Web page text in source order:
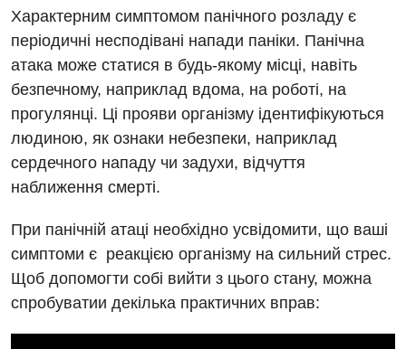
Безкоштовні операції
Енциклопедія
Програма лояльності
Відгуки
Відео
Діагностичне відділення
Ендоскопічне відділення
Комп’ютерна томографія
Магнітно-резонансна томографія
Мамографія
УЗД
Для дорослих
Відділ госпіталізації
Відділення кардіосудинної патології та неврології
Відділення інтенсивної терапії
Денний стаціонар
Діагностичне відділення
Ендоскопічне відділення
Онкологічне відділлення
Офтальмологічне відділення
Декларування
Лікування гострого інфаркту
Національний скринінг здоров’я 40+
Характерним симптомом панічного розладу є
періодичні несподівані напади паніки. Панічна
атака може статися в будь-якому місці, навіть
безпечному, наприклад вдома, на роботі, на
прогулянці. Ці прояви організму ідентифікуються
людиною, як ознаки небезпеки, наприклад
сердечного нападу чи задухи, відчуття
наближення смерті.
При панічній атаці необхідно усвідомити, що ваші
симптоми є реакцією організму на сильний стрес.
Щоб допомогти собі вийти з цього стану, можна
спробуватии декілька практичних вправ: